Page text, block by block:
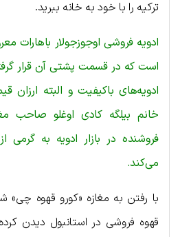
ترکیه را با خود به خانه ببرید.
ادویه فروشی اوجوزجولار باهارات
است که در قسمت پشتی آن قرار
ادویه‌های باکیفیت و البته
خانم بیلگه کادی اوغلو صاحب
فروشنده در بازار ادویه به گرمی
می‌کند.
با رفتن به مغازه «کورو قهوه چی»
قهوه فروشی در استانبول دیدن